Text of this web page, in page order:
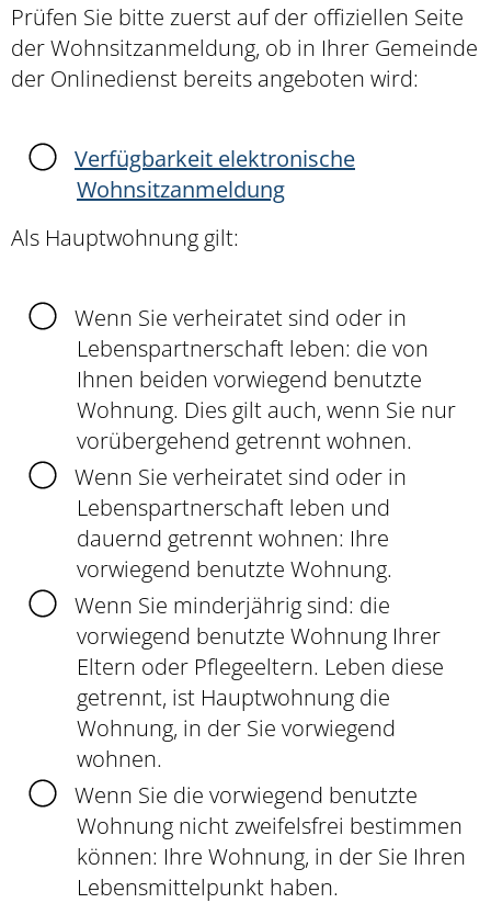
Prüfen Sie bitte zuerst auf der offiziellen Seite
der Wohnsitzanmeldung, ob in Ihrer Gemeinde
der Onlinedienst bereits angeboten wird:
Verfügbarkeit elektronische
Wohnsitzanmeldung
Als Hauptwohnung gilt:
Wenn Sie verheiratet sind oder in
Lebenspartnerschaft leben: die von
Ihnen beiden vorwiegend benutzte
Wohnung. Dies gilt auch, wenn Sie nur
vorübergehend getrennt wohnen.
Wenn Sie verheiratet sind oder in
Lebenspartnerschaft leben und
dauernd getrennt wohnen: Ihre
vorwiegend benutzte Wohnung.
Wenn Sie minderjährig sind: die
vorwiegend benutzte Wohnung Ihrer
Eltern oder Pflegeeltern. Leben diese
getrennt, ist Hauptwohnung die
Wohnung, in der Sie vorwiegend
wohnen.
Wenn Sie die vorwiegend benutzte
Wohnung nicht zweifelsfrei bestimmen
können: Ihre Wohnung, in der Sie Ihren
Lebensmittelpunkt haben.